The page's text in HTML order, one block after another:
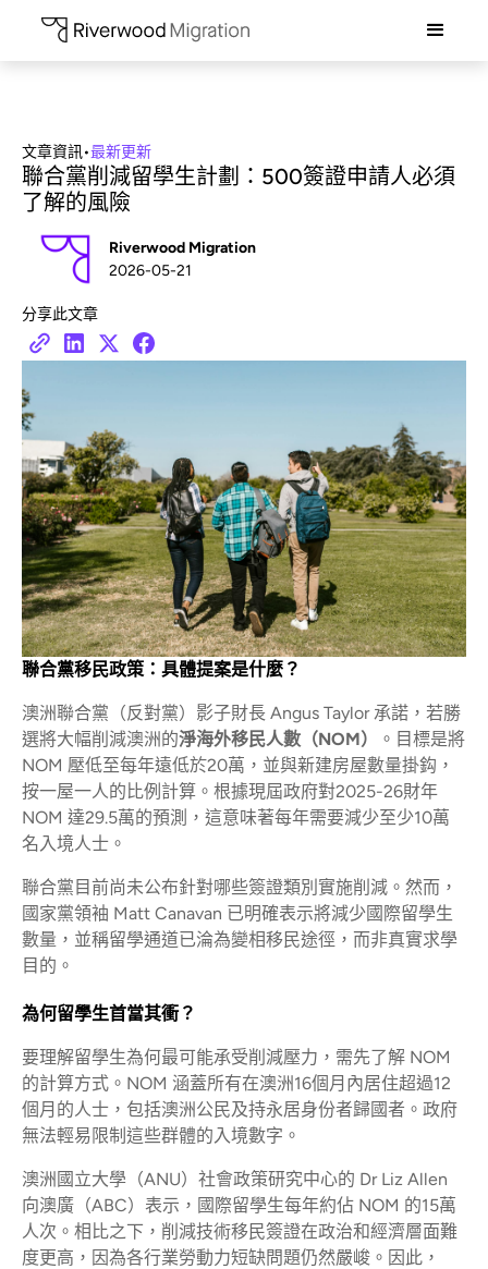
文章資訊•最新更新
聯合黨削減留學生計劃：500簽證申請人必須
了解的風險
Riverwood Migration
2026-05-21
分享此文章
聯合黨移民政策：具體提案是什麼？
澳洲聯合黨（反對黨）影子財長 Angus Taylor 承諾，若勝
選將大幅削減澳洲的淨海外移民人數（NOM）
。目標是將
NOM 壓低至每年遠低於20萬，並與新建房屋數量掛鈎，
按一屋一人的比例計算。根據現屆政府對2025-26財年
NOM 達29.5萬的預測，這意味著每年需要減少至少10萬
名入境人士。
聯合黨目前尚未公布針對哪些簽證類別實施削減。然而，
國家黨領袖 Matt Canavan 已明確表示將減少國際留學生
數量，並稱留學通道已淪為變相移民途徑，而非真實求學
目的。
為何留學生首當其衝？
要理解留學生為何最可能承受削減壓力，需先了解 NOM
的計算方式。NOM 涵蓋所有在澳洲16個月內居住超過12
個月的人士，包括澳洲公民及持永居身份者歸國者。政府
無法輕易限制這些群體的入境數字。
澳洲國立大學（ANU）社會政策研究中心的 Dr Liz Allen
向澳廣（ABC）表示，國際留學生每年約佔 NOM 的15萬
人次。相比之下，削減技術移民簽證在政治和經濟層面難
度更高，因為各行業勞動力短缺問題仍然嚴峻。因此，